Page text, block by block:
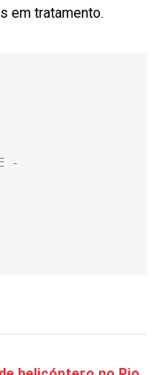
em tratamento.